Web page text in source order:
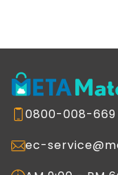
0800-008-
ec-